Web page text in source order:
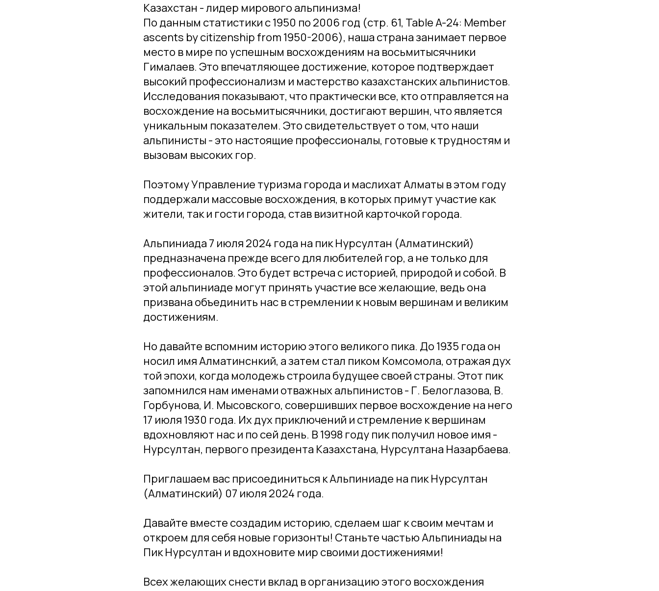
Казахстан - лидер мирового альпинизма!
По данным статистики с 1950 по 2006 год (стр. 61, Table A-24: Member
ascents by citizenship from 1950-2006), наша страна занимает первое
место в мире по успешным восхождениям на восьмитысячники
Гималаев. Это впечатляющее достижение, которое подтверждает
высокий профессионализм и мастерство казахстанских альпинистов.
Исследования показывают, что практически все, кто отправляется на
восхождение на восьмитысячники, достигают вершин, что является
уникальным показателем. Это свидетельствует о том, что наши
альпинисты - это настоящие профессионалы, готовые к трудностям и
вызовам высоких гор.
Поэтому Управление туризма города и маслихат Алматы в этом году
поддержали массовые восхождения, в которых примут участие как
жители, так и гости города, став визитной карточкой города.
Альпиниада 7 июля 2024 года на пик Нурсултан (Алматинский)
предназначена прежде всего для любителей гор, а не только для
профессионалов. Это будет встреча с историей, природой и собой. В
этой альпиниаде могут принять участие все желающие, ведь она
призвана объединить нас в стремлении к новым вершинам и великим
достижениям.
Но давайте вспомним историю этого великого пика. До 1935 года он
носил имя Алматинснкий, а затем стал пиком Комсомола, отражая дух
той эпохи, когда молодежь строила будущее своей страны. Этот пик
запомнился нам именами отважных альпинистов - Г. Белоглазова, В.
Горбунова, И. Мысовского, совершивших первое восхождение на него
17 июля 1930 года. Их дух приключений и стремление к вершинам
вдохновляют нас и по сей день. В 1998 году пик получил новое имя -
Нурсултан, первого президента Казахстана, Нурсултана Назарбаева.
Приглашаем вас присоединиться к Альпиниаде на пик Нурсултан
(Алматинский) 07 июля 2024 года.
Давайте вместе создадим историю, сделаем шаг к своим мечтам и
откроем для себя новые горизонты! Станьте частью Альпиниады на
Пик Нурсултан и вдохновите мир своими достижениями!
Всех желающих снести вклад в организацию этого восхождения